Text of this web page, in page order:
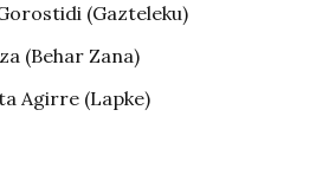
(Gazteleku)
(Behar Zana)
Agirre (Lapke)